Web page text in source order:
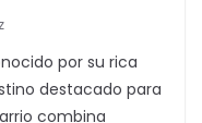
por su rica
destacado para
combina